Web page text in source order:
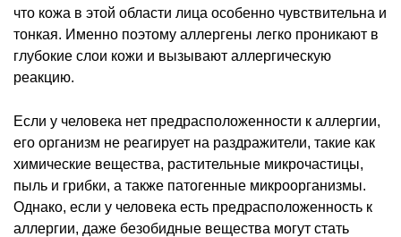
что кожа в этой области лица особенно чувствительна и
тонкая. Именно поэтому аллергены легко проникают в
глубокие слои кожи и вызывают аллергическую
реакцию.
Если у человека нет предрасположенности к аллергии,
его организм не реагирует на раздражители, такие как
химические вещества, растительные микрочастицы,
пыль и грибки, а также патогенные микроорганизмы.
Однако, если у человека есть предрасположенность к
аллергии, даже безобидные вещества могут стать